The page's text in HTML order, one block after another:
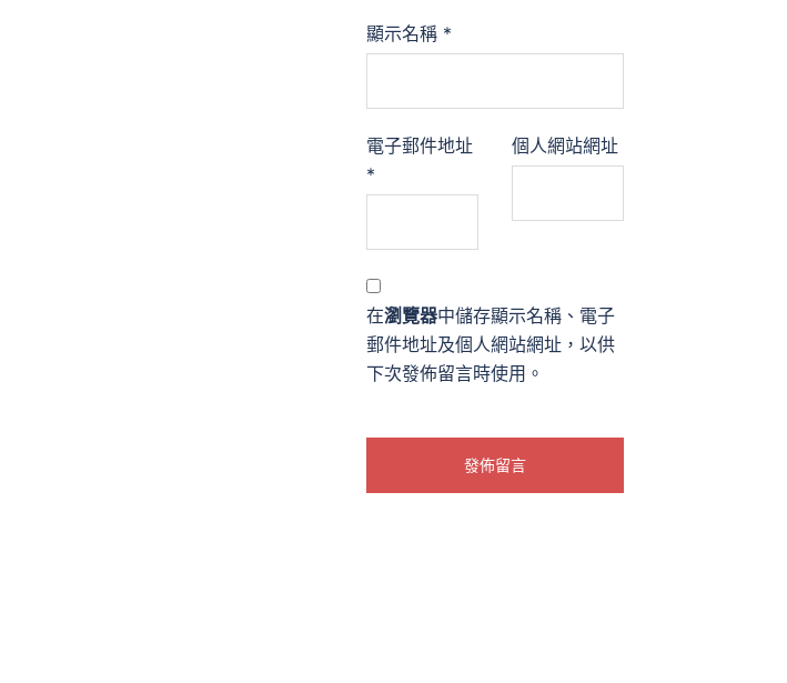
顯示名稱 *
電子郵件地址
*
個人網站網址
在瀏覽器中儲存顯示名稱、電子
郵件地址及個人網站網址，以供
下次發佈留言時使用。